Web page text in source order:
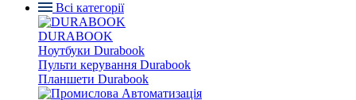
Всі категорії
DURABOOK
Ноутбуки Durabook
Пульти керування Durabook
Планшети Durabook